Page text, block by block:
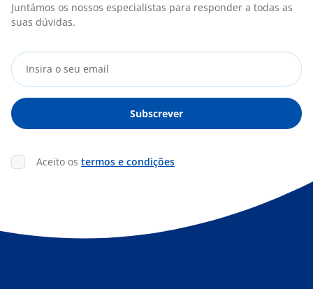
Juntámos os nossos especialistas para responder a todas as
suas dúvidas.
Aceito os termos e condições